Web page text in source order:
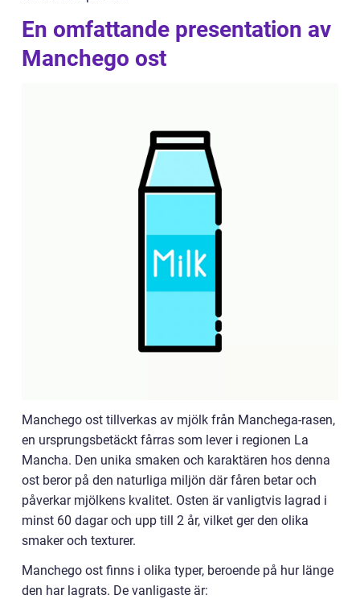
En omfattande presentation av
Manchego ost
Manchego ost tillverkas av mjölk från Manchega-rasen,
en ursprungsbetäckt fårras som lever i regionen La
Mancha. Den unika smaken och karaktären hos denna
ost beror på den naturliga miljön där fåren betar och
påverkar mjölkens kvalitet. Osten är vanligtvis lagrad i
minst 60 dagar och upp till 2 år, vilket ger den olika
smaker och texturer.
Manchego ost finns i olika typer, beroende på hur länge
den har lagrats. De vanligaste är: